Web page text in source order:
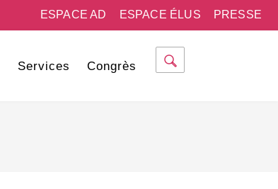
PRESSE
ESPACE ÉLUS
ESPACE AD
Services Congrès